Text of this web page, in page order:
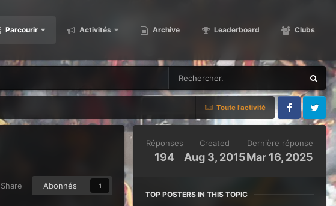
Parcourir Activités Archive Leaderboard Clubs
Toute l’activité
FacebookTwitter
Share Abonnés 1
Réponses
194
Created
Aug 3, 2015
Dernière réponse
Mar 16, 2025
TOP POSTERS IN THIS TOPIC